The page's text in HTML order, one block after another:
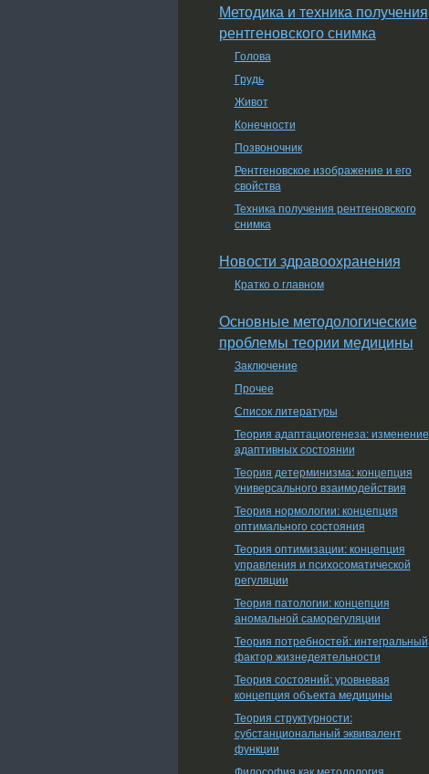
Методика и техника получения
рентгеновского снимка
Голова
Грудь
Живот
Конечности
Позвоночник
Рентгеновское изображение и его
свойства
Техника получения рентгеновского
снимка
Новости здравоохранения
Кратко о главном
Основные методологические
проблемы теории медицины
Заключение
Прочее
Список литературы
Теория адаптациогенеза: изменение
адаптивных состоянии
Теория детерминизма: концепция
универсального взаимодействия
Теория нормологии: концепция
оптимального состояния
Теория оптимизации: концепция
управления и психосоматической
регуляции
Теория патологии: концепция
аномальной саморегуляции
Теория потребностей: интегральный
фактор жизнедеятельности
Теория состояний: уровневая
концепция объекта медицины
Теория структурности:
субстанциональный эквивалент
функции
Философия как методология